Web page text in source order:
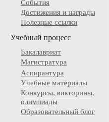
События
Достижения и награды
Полезные ссылки
Учебный процесс
Бакалавриат
Магистратура
Аспирантура
Учебные материалы
Конкурсы, викторины,
олимпиады
Образовательный блог